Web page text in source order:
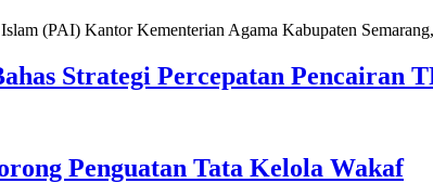
(PAI) Kantor Kementerian Agama Kabupaten
Strategi Percepatan Pencairan
Penguatan Tata Kelola Wakaf